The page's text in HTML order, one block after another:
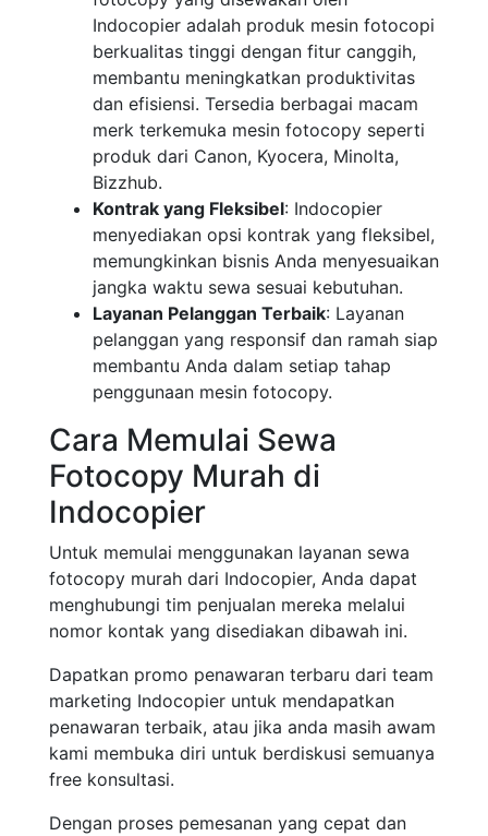
Indocopier adalah produk mesin fotocopi
berkualitas tinggi dengan fitur canggih,
membantu meningkatkan produktivitas
dan efisiensi. Tersedia berbagai macam
merk terkemuka mesin fotocopy seperti
produk dari Canon, Kyocera, Minolta,
Bizzhub.
Kontrak yang Fleksibel: Indocopier
menyediakan opsi kontrak yang fleksibel,
memungkinkan bisnis Anda menyesuaikan
jangka waktu sewa sesuai kebutuhan.
Layanan Pelanggan Terbaik: Layanan
pelanggan yang responsif dan ramah siap
membantu Anda dalam setiap tahap
penggunaan mesin fotocopy.
Cara Memulai Sewa
Fotocopy Murah di
Indocopier
Untuk memulai menggunakan layanan sewa
fotocopy murah dari Indocopier, Anda dapat
menghubungi tim penjualan mereka melalui
nomor kontak yang disediakan dibawah ini.
Dapatkan promo penawaran terbaru dari team
marketing Indocopier untuk mendapatkan
penawaran terbaik, atau jika anda masih awam
kami membuka diri untuk berdiskusi semuanya
free konsultasi.
Dengan proses pemesanan yang cepat dan